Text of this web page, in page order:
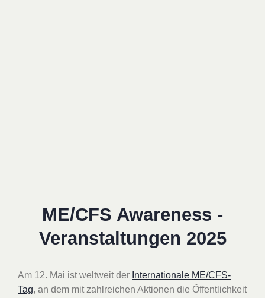
ME/CFS Awareness -
Veranstaltungen 2025
Am 12. Mai ist weltweit der Internationale ME/CFS-
Tag, an dem mit zahlreichen Aktionen die Öffentlichkeit